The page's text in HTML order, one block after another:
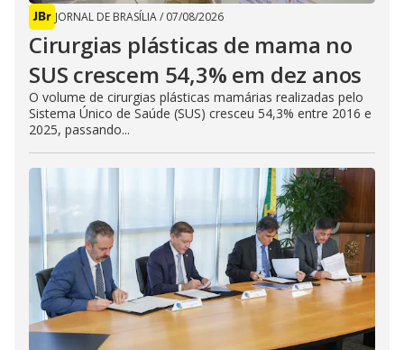
JORNAL DE BRASÍLIA/ 07/08/2026
Cirurgias plásticas de mama no
SUS crescem 54,3% em dez anos
O volume de cirurgias plásticas mamárias realizadas pelo
Sistema Único de Saúde (SUS) cresceu 54,3% entre 2016 e
2025, passando...